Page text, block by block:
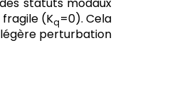
statuts modaux
fragile (Kq=0). Cela
légère perturbation